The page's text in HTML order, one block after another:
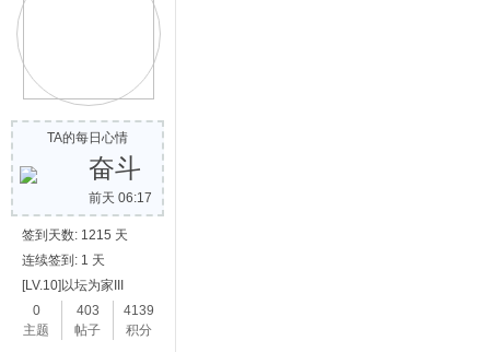
TA的每日心情
奋斗
前天 06:17
签到天数: 1215 天
连续签到: 1 天
[LV.10]以坛为家III
0
主题
403
帖子
4139
积分